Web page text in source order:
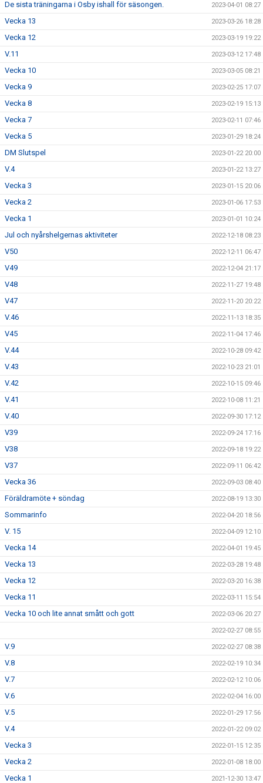
De sista träningarna i Osby ishall för säsongen. 2023-04-01 08:27
Vecka 13 2023-03-26 18:28
Vecka 12 2023-03-19 19:22
V.11 2023-03-12 17:48
Vecka 10 2023-03-05 08:21
Vecka 9 2023-02-25 17:07
Vecka 8 2023-02-19 15:13
Vecka 7 2023-02-11 07:46
Vecka 5 2023-01-29 18:24
DM Slutspel 2023-01-22 20:00
V.4 2023-01-22 13:27
Vecka 3 2023-01-15 20:06
Vecka 2 2023-01-06 17:53
Vecka 1 2023-01-01 10:24
Jul och nyårshelgernas aktiviteter 2022-12-18 08:23
V50 2022-12-11 06:47
V49 2022-12-04 21:17
V48 2022-11-27 19:48
V47 2022-11-20 20:22
V.46 2022-11-13 18:35
V45 2022-11-04 17:46
V.44 2022-10-28 09:42
V.43 2022-10-23 21:01
V.42 2022-10-15 09:46
V.41 2022-10-08 11:21
V.40 2022-09-30 17:12
V39 2022-09-24 17:16
V38 2022-09-18 19:22
V37 2022-09-11 06:42
Vecka 36 2022-09-03 08:40
Föräldramöte + söndag 2022-08-19 13:30
Sommarinfo 2022-04-20 18:56
V. 15 2022-04-09 12:10
Vecka 14 2022-04-01 19:45
Vecka 13 2022-03-28 19:48
Vecka 12 2022-03-20 16:38
Vecka 11 2022-03-11 15:54
Vecka 10 och lite annat smått och gott 2022-03-06 20:27
2022-02-27 08:55
V.9 2022-02-27 08:38
V.8 2022-02-19 10:34
V.7 2022-02-12 10:06
V.6 2022-02-04 16:00
V.5 2022-01-29 17:56
V.4 2022-01-22 09:02
Vecka 3 2022-01-15 12:35
Vecka 2 2022-01-08 18:00
Vecka 1 2021-12-30 13:47